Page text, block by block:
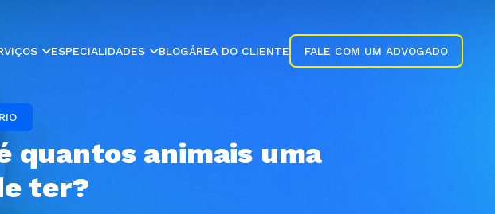
ESPECIALIDADES BLOGÁREA DO CLIENTE FALE COM UM ADVOGADO
quantos animais uma
ter?